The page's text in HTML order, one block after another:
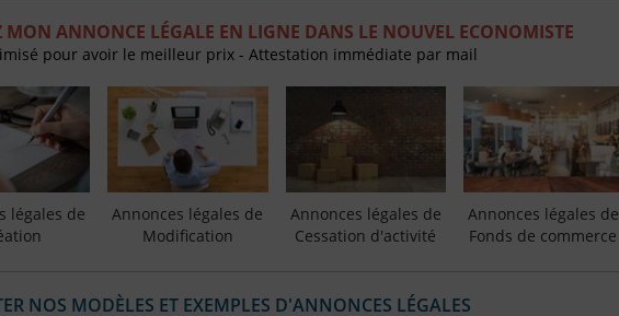
MON ANNONCE LÉGALE EN LIGNE DANS LE NOUVEL ECONOMISTE
pour avoir le meilleur prix - Attestation immédiate par mail
légales de
Annonces légales de
Modification
Annonces légales de
Cessation d'activité
Annonces légales de
Fonds de commerce
NOS MODÈLES ET EXEMPLES D'ANNONCES LÉGALES